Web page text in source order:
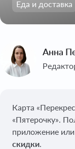
Еда и доставка
Анна
Карта
«Пятерочку».
приложение
скидки.